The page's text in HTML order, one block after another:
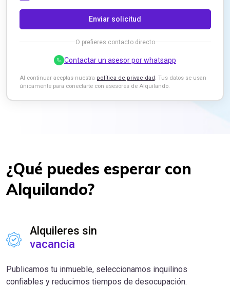
Enviar solicitud
O prefieres contacto directo
Contactar un asesor por whatsapp
Al continuar aceptas nuestra política de privacidad . Tus datos se usan
únicamente para conectarte con asesores de Alquilando.
¿Qué puedes esperar con
Alquilando?
Alquileres sin
vacancia
Publicamos tu inmueble, seleccionamos inquilinos
confiables y reducimos tiempos de desocupación.